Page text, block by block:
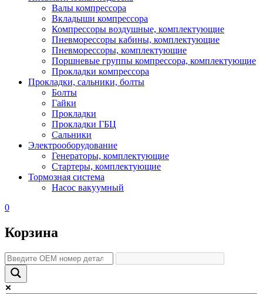
Валы компрессора
Вкладыши компрессора
Компрессоры воздушные, комплектующие
Пневморессоры кабины, комплектующие
Пневморессоры, комплектующие
Поршневые группы компрессора, комплектующие
Прокладки компрессора
Прокладки, сальники, болты
Болты
Гайки
Прокладки
Прокладки ГБЦ
Сальники
Электрооборудование
Генераторы, комплектующие
Стартеры, комплектующие
Тормозная система
Насос вакуумный
0
Корзина